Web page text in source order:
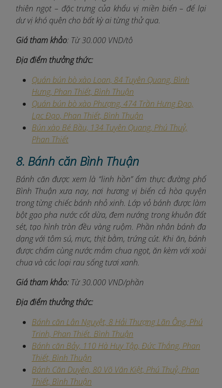
thiên ngọt – đặc trưng của khẩu vị miền biển – để lại
dư vị khó quên cho bất kỳ ai từng thử qua.
Giá tham khảo: Từ 30.000 VND/tô
Địa điểm thưởng thức:
Quán bún bò xào Loan, 84 Tuyên Quang, Bình
Hưng, Phan Thiết, Bình Thuận
Quán bún bò xào Phượng, 474 Trần Hưng Đạo,
Lạc Đạo, Phan Thiết, Bình Thuận
Bún xào Bé Bầu, 134 Tuyên Quang, Phú Thuỷ,
Phan Thiết
8. Bánh căn Bình Thuận
Bánh căn được xem là “linh hồn” ẩm thực đường phố
Bình Thuận xưa nay, nơi hương vị biển cả hòa quyện
trong từng chiếc bánh nhỏ xinh. Lớp vỏ bánh được làm
bột gạo pha nước cốt dừa, đem nướng trong khuôn đất
sét, tạo hình tròn đều vàng ruộm. Phần nhân bánh đa
dạng với tôm sú, mực, thịt bằm, trứng cút. Khi ăn, bánh
được chấm cùng nước mắm chua ngọt, ăn kèm với xoài
chua và các loại rau sống tươi xanh.
Giá tham khảo: Từ 30.000 VND/phần
Địa điểm thưởng thức:
Bánh căn Lân Nguyệt, 8 Hải Thượng Lãn Ông, Phú
Trinh, Phan Thiết. Bình Thuận
Bánh căn Bảy, 110 Hà Huy Tập, Đức Thắng, Phan
Thiết, Bình Thuận
Bánh Căn Duyên, 80 Võ Văn Kiệt, Phú Thuỷ, Phan
Thiết, Bình Thuận